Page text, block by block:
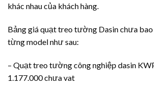
khác nhau của khách hàng.
Bảng giá quạt treo tường Dasin chưa
từng model như sau:
– Quạt treo tường công nghiệp dasin
1.177.000 chưa vat